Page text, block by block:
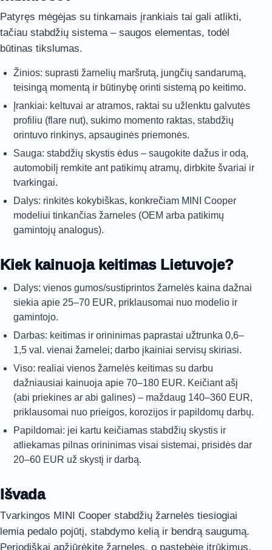
Patyręs mėgėjas su tinkamais įrankiais tai gali atlikti,
tačiau stabdžių sistema – saugos elementas, todėl
būtinas tikslumas.
Žinios: suprasti žarnelių maršrutą, jungčių sandarumą,
teisingą momentą ir būtinybę orinti sistemą po keitimo.
Įrankiai: keltuvai ar atramos, raktai su užlenktu galvutės
profiliu (flare nut), sukimo momento raktas, stabdžių
orintuvo rinkinys, apsauginės priemonės.
Sauga: stabdžių skystis ėdus – saugokite dažus ir odą,
automobilį remkite ant patikimų atramų, dirbkite švariai ir
tvarkingai.
Dalys: rinkitės kokybiškas, konkrečiam MINI Cooper
modeliui tinkančias žarneles (OEM arba patikimų
gamintojų analogus).
Kiek kainuoja keitimas Lietuvoje?
Dalys: vienos gumos/sustiprintos žarnelės kaina dažnai
siekia apie 25–70 EUR, priklausomai nuo modelio ir
gamintojo.
Darbas: keitimas ir orininimas paprastai užtrunka 0,6–
1,5 val. vienai žarnelei; darbo įkainiai servisų skiriasi.
Viso: realiai vienos žarnelės keitimas su darbu
dažniausiai kainuoja apie 70–180 EUR. Keičiant ašį
(abi priekines ar abi galines) – maždaug 140–360 EUR,
priklausomai nuo prieigos, korozijos ir papildomų darbų.
Papildomai: jei kartu keičiamas stabdžių skystis ir
atliekamas pilnas orininimas visai sistemai, prisidės dar
20–60 EUR už skystį ir darbą.
Išvada
Tvarkingos MINI Cooper stabdžių žarnelės tiesiogiai
lemia pedalo pojūtį, stabdymo kelią ir bendrą saugumą.
Periodiškai apžiūrėkite žarneles, o pastebėję įtrūkimus,